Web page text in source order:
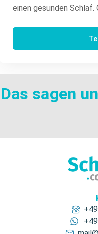
einen gesunden Schlaf.
Das sagen